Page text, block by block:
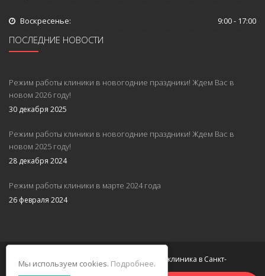
Воскресенье: 9:00 - 17:00
ПОСЛЕДНИЕ НОВОСТИ
Режим работы клиники в новогодние праздники! Ждем Вас в
новом 2026 году!
30 декабря 2025
Режим работы клиники в новогодние праздники! Ждем Вас в
новом 2025 году!
28 декабря 2024
Режим работы клиники в марте 2024 года
26 февраля 2024
© 2026 НЕОМЕД. Многопрофильная клиника в Санкт-
Петербурге.
Мы используем cookies. Подробнее.